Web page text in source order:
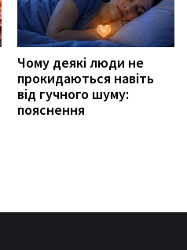
Чому деякі люди не
прокидаються навіть
від гучного шуму:
пояснення